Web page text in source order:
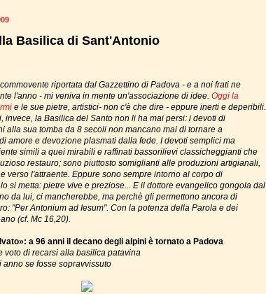
Basilica di Sant'Antonio
riportata dal Gazzettino di Padova - e a noi frati ne
l'anno - mi veniva in mente un'associazione di idee. Oggi la
e le sue pietre, artistici- non c'è che dire - eppure inerti e deperibili.
invece, la Basilica del Santo non li ha mai persi: i devoti di
alla sua tomba da 8 secoli non mancano mai di tornare a
amore e devozione plasmati dalla fede. I devoti semplici ma
simili a quei mirabili e raffinati bassorilievi classicheggianti che
restauro; sono piuttosto somiglianti alle produzioni artigianali,
verso l'attraente. Eppure sono sempre intorno al corpo di
si metta: pietre vive e preziose... E il dottore evangelico gongola dal
da lui, ci mancherebbe, ma perchè gli permettono ancora di
"Per Antonium ad Iesum". Con la potenza della Parola e dei
(cf. Mc 16,20).
a 96 anni il decano degli alpini è tornato a Padova
voto di recarsi alla basilica patavina
se fosse sopravvissuto